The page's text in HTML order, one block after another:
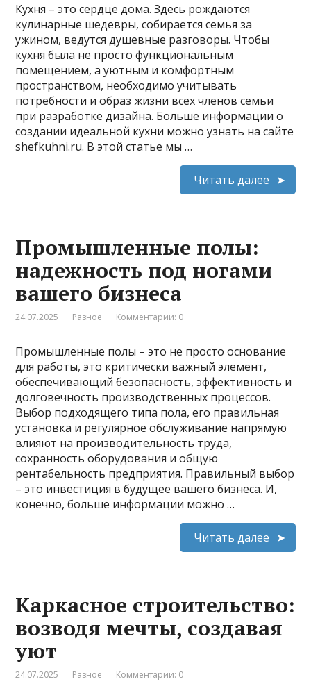
Кухня – это сердце дома. Здесь рождаются
кулинарные шедевры, собирается семья за
ужином, ведутся душевные разговоры. Чтобы
кухня была не просто функциональным
помещением, а уютным и комфортным
пространством, необходимо учитывать
потребности и образ жизни всех членов семьи
при разработке дизайна. Больше информации о
создании идеальной кухни можно узнать на сайте
shefkuhni.ru. В этой статье мы …
Читать далее
Промышленные полы:
надежность под ногами
вашего бизнеса
24.07.2025 Разное Комментарии: 0
Промышленные полы – это не просто основание
для работы, это критически важный элемент,
обеспечивающий безопасность, эффективность и
долговечность производственных процессов.
Выбор подходящего типа пола, его правильная
установка и регулярное обслуживание напрямую
влияют на производительность труда,
сохранность оборудования и общую
рентабельность предприятия. Правильный выбор
– это инвестиция в будущее вашего бизнеса. И,
конечно, больше информации можно …
Читать далее
Каркасное строительство:
возводя мечты, создавая
уют
24.07.2025 Разное Комментарии: 0